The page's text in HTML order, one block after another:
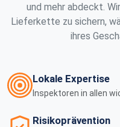
und mehr abdeckt.
Lieferkette zu sichern,
ihres
Lokale Expertise
Inspektoren in allen
Risikoprävention